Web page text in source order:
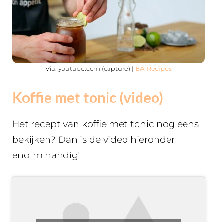
Via: youtube.com (capture) | BA Recipes
Koffie met tonic (video)
Het recept van koffie met tonic nog eens
bekijken? Dan is de video hieronder
enorm handig!